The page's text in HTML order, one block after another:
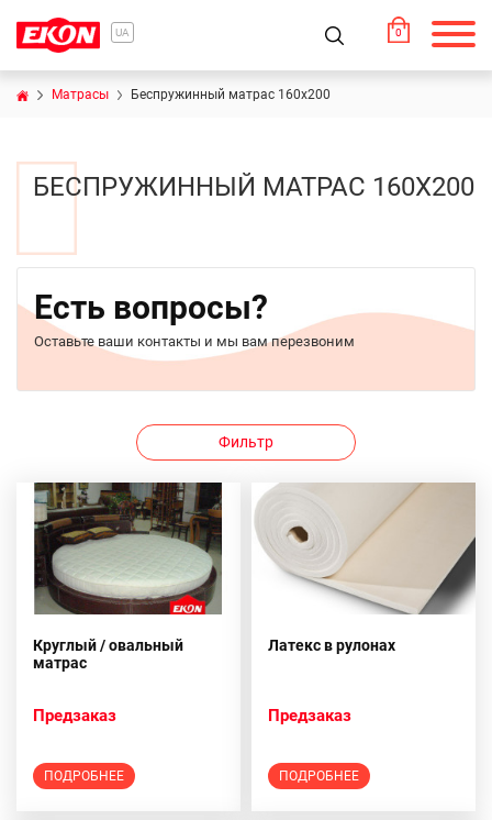
UA 0
Матрасы Беспружинный матрас 160х200
БЕСПРУЖИННЫЙ МАТРАС 160Х200
Есть вопросы?
Оставьте ваши контакты и мы вам перезвоним
Фильтр
Круглый / овальный
матрас
Предзаказ
ПОДРОБНЕЕ
Латекс в рулонах
Предзаказ
ПОДРОБНЕЕ